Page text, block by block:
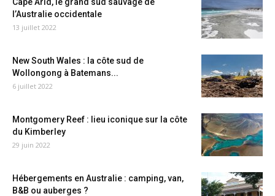
l’Australie occidentale
13 juillet 2022
New South Wales : la côte sud de
Wollongong à Batemans...
6 juillet 2022
Montgomery Reef : lieu iconique sur la côte
du Kimberley
29 juin 2022
Hébergements en Australie : camping, van,
B&B ou auberges ?